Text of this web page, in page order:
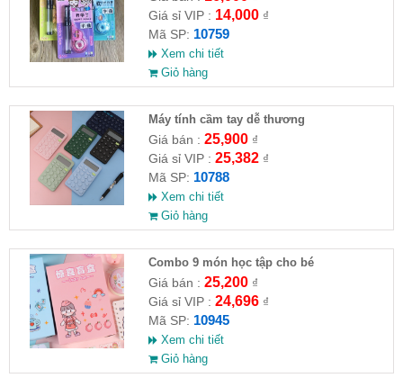
Giá sỉ VIP : 14,000₫
Mã SP: 10759
Xem chi tiết
Giỏ hàng
Máy tính cầm tay dễ thương
Giá bán : 25,900₫
Giá sỉ VIP : 25,382₫
Mã SP: 10788
Xem chi tiết
Giỏ hàng
Combo 9 món học tập cho bé
Giá bán : 25,200₫
Giá sỉ VIP : 24,696₫
Mã SP: 10945
Xem chi tiết
Giỏ hàng